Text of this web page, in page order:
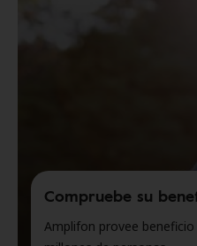
Compruebe su
Amplifon provee